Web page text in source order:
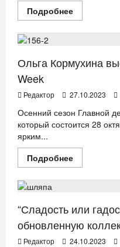
ПодробнееПрочитать
больше
игр
Ольга Кормухина
Week
Редактор 27.10.2023
Осенний сезон Главной
который состоится 28
ярким...
ПодробнееПрочитать
больше
на
Kids
Fashion
Week
ДЕТИ ДОМ
“Сладость или
обновленную
Редактор 24.10.2023